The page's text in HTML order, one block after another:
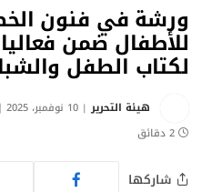
ورشة في فنون
للأطفال ضمن
لكتاب الطفل
هيئة التحرير 10 نوفمبر، 2025 | 10:05
2 دقائق
شاركها